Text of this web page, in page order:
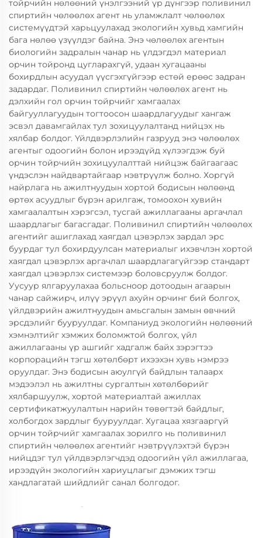
тойрчийн нөлөөний үнэлгээний үр дүнгээр поливинил
спиртийн чөлөөлөх агент нь уламжлалт чөлөөлөх
системүүдтэй харьцуулахад экологийн хувьд хамгийн
бага нөлөө үзүүлдэг байна. Энэ чөлөөлөх агентын
биологийн задралын чанар нь үлдэгдэл материал
орчин тойронд цугларахгүй, удаан хугацааны
бохирдлын асуудал үүсгэхгүйгээр естөй ерөөс задран
задардаг. Поливинил спиртийн чөлөөлөх агент нь
дэлхийн гол орчин тойрчийг хамгаалах
байгууллагуудын тогтоосон шаардлагуудыг хангаж
эсвэл давамгайлах тул зохицуулалтанд нийцэх нь
хялбар болдог. Үйлдвэрлэлийн газрууд энэ чөлөөлөх
агентыг одоогийн болон ирээдүйд хүлээгдэж буй
орчин тойрчийн зохицуулалттай нийцэж байгаагаас
үндэслэн найдвартайгаар нэвтрүүлж болно. Хоргүй
найрлага нь ажилтнуудын хортой бодисын нөлөөнд
өртөх асуудлыг бүрэн арилгаж, томоохон хувийн
хамгаалалтын хэрэгсэл, тусгай ажиллагааны аргачлал
шаардлагыг багасгадаг. Поливинил спиртийн чөлөөлөх
агентийг ашиглахад хаягдал цэвэрлэх зардал эрс
буурдаг тул бохирдуулсан материалыг ихэвчлэн хортой
хаягдал цэвэрлэх аргачлал шаардлагагүйгээр стандарт
хаягдал цэвэрлэх системээр боловсруулж болдог.
Уусуур ялгаруулахаа больсноор дотоодын агаарын
чанар сайжирч, илүү эрүүл ахуйн орчинг бий болгох,
үйлдвэрийн ажилтнуудын амьсгалын замын өвчний
эрсдэлийг бууруулдаг. Компаниуд экологийн нөлөөний
хэмнэлтийг хэмжих боломжтой болгох, үйл
ажиллагааны үр ашгийг хадгалж байх зэрэгтээ
корпорацийн тэгш хөтөлбөрт ихээхэн хувь нэмрээ
оруулдаг. Энэ бодисын аюулгүй байдлын талаарх
мэдээлэл нь ажилтны сургалтын хөтөлбөрийг
хялбаршуулж, хортой материалтай ажиллах
сертификатжуулалтын нарийн төвөгтэй байдлыг,
холбогдох зардлыг бууруулдаг. Хугацаа хязгааргүй
орчин тойрчийг хамгаалах зорилго нь поливинил
спиртийн чөлөөлөх агентийг нэвтрүүлэхтэй бүрэн
нийцдэг тул үйлдвэрлэгчдэд одоогийн үйл ажиллагаа,
ирээдүйн экологийн хариуцлагыг дэмжих тэгш
хандлагатай шийдлийг санал болгодог.